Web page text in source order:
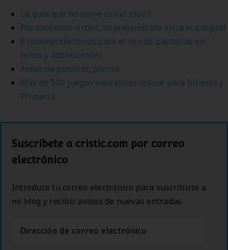
La guía que no viene con el móvil
Pensamiento crítico, imprescindible en la era digital
8 recomendaciones para el uso de pantallas en
niños y adolescentes
Antes de publicar, piensa
Más de 500 juegos educativos online para Infantil y
Primaria
Suscríbete a cristic.com por correo
electrónico
Introduce tu correo electrónico para suscribirte a
mi blog y recibir avisos de nuevas entradas.
Dirección